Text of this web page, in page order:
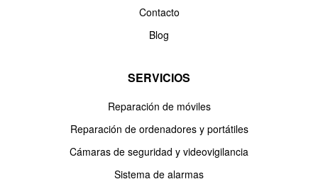
Contacto
Blog
SERVICIOS
Reparación de móviles
Reparación de ordenadores y portátiles
Cámaras de seguridad y videovigilancia
Sistema de alarmas